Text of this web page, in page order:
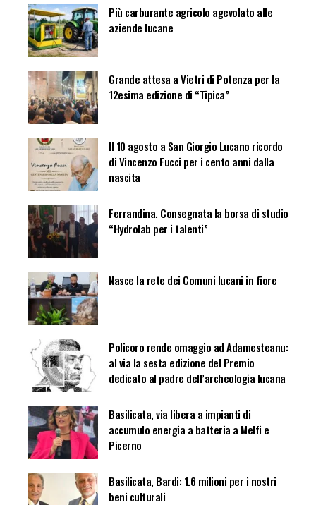
Più carburante agricolo agevolato alle
aziende lucane
Grande attesa a Vietri di Potenza per la
12esima edizione di “Tipica”
Il 10 agosto a San Giorgio Lucano ricordo
di Vincenzo Fucci per i cento anni dalla
nascita
Ferrandina. Consegnata la borsa di studio
“Hydrolab per i talenti”
Nasce la rete dei Comuni lucani in fiore
Policoro rende omaggio ad Adamesteanu:
al via la sesta edizione del Premio
dedicato al padre dell’archeologia lucana
Basilicata, via libera a impianti di
accumulo energia a batteria a Melfi e
Picerno
Basilicata, Bardi: 1.6 milioni per i nostri
beni culturali